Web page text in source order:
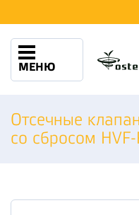
МЕНЮ
Отсечные
со сбросом HVF-